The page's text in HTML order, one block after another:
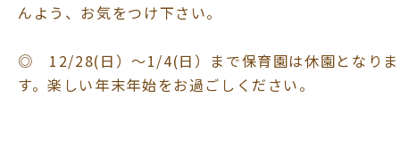
んよう、お気をつけ下さい。
◎ 12/28(日）～1/4(日）まで保育園は休園となりま
す。楽しい年末年始をお過ごしください。